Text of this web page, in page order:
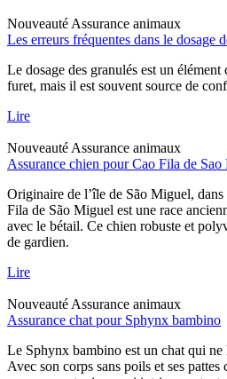
Nouveauté Assurance animaux
Les erreurs fréquentes dans le dosage
Le dosage des granulés est un
furet, mais il est souvent source de
Lire
Nouveauté Assurance animaux
Assurance chien pour Cao Fila de Sao
Originaire de l’île de São Miguel,
Fila de São Miguel est une race
avec le bétail. Ce chien robuste et
de gardien.
Lire
Nouveauté Assurance animaux
Assurance chat pour Sphynx bambino
Le Sphynx bambino est un chat qui ne
Avec son corps sans poils et ses